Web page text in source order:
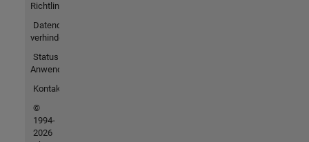
Richtlinien
Datendiebstahl
verhindern
Status von
Anwendungen
Kontakt
©
1994-
2026